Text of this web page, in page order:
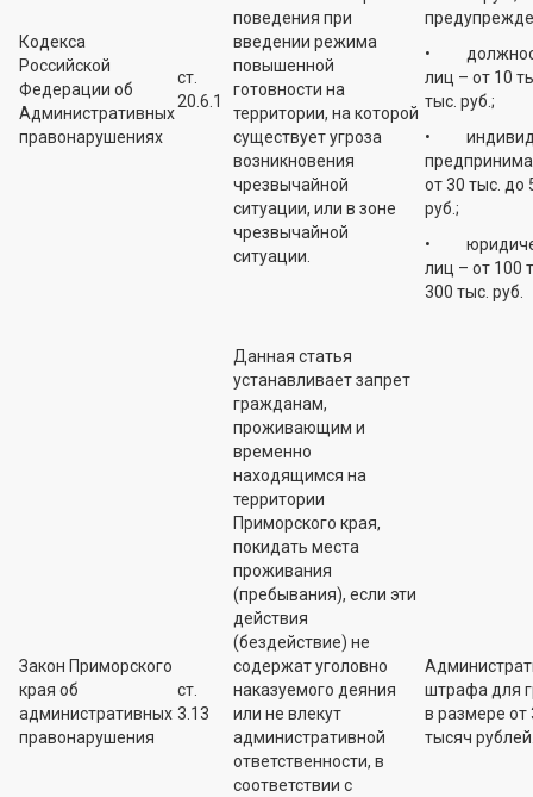
Кодекса
Российской
Федерации об
Административных
правонарушениях
ст.
20.6.1
поведения при
введении режима
повышенной
готовности на
территории, на которой
существует угроза
возникновения
чрезвычайной
ситуации, или в зоне
чрезвычайной
ситуации.
•
лиц – от 10
тыс. руб.;
•
от 30 тыс. до
руб.;
•
лиц – от 100
300 тыс. руб.
Закон Приморского
края об
административных
правонарушения
ст.
3.13
Данная статья
устанавливает запрет
гражданам,
проживающим и
временно
находящимся на
территории
Приморского края,
покидать места
проживания
(пребывания), если эти
действия
(бездействие) не
содержат уголовно
наказуемого деяния
или не влекут
административной
ответственности, в
соответствии с
штрафа для
в размере от
тысяч